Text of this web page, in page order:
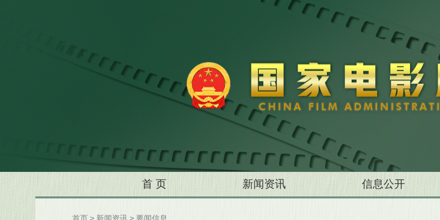
首 页 新闻资讯 信息公开
首页 > 新闻资讯 > 要闻信息